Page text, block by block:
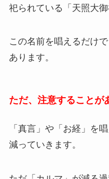
祀られている「天照大御
この名前を唱えるだけ
あります。
ただ、注意することが
「真言」や「お経」を
減っていきます。